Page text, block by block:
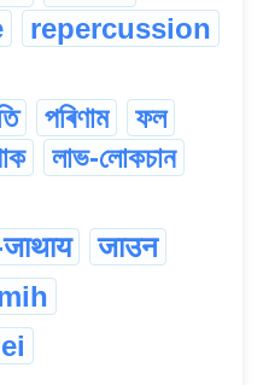
repercussion
পৰিণাম
ফল
লাভ-লোকচান
जाउन